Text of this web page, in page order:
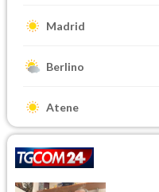
Madrid
Berlino
Atene